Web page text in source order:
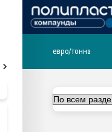
ближайшее
Подмосковье, Москва
евро/тонна